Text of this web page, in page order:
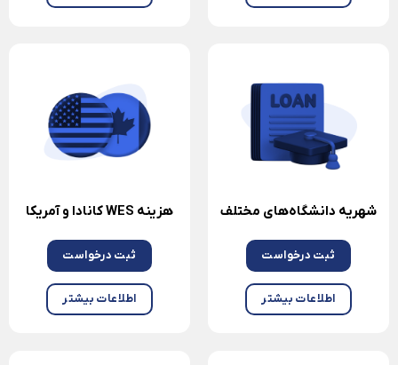
شهریه دانشگاه‌های مختلف
ثبت درخواست
اطلاعات بیشتر
هزینه WES کانادا و آمریکا
ثبت درخواست
اطلاعات بیشتر